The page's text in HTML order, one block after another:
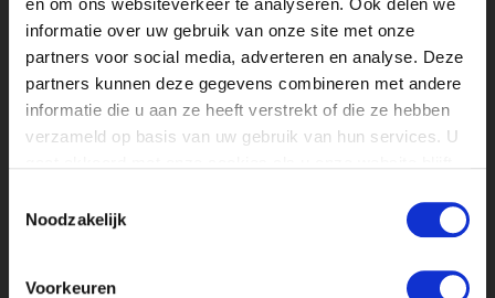
en om ons websiteverkeer te analyseren. Ook delen we
informatie over uw gebruik van onze site met onze
partners voor social media, adverteren en analyse. Deze
partners kunnen deze gegevens combineren met andere
informatie die u aan ze heeft verstrekt of die ze hebben
verzameld op basis van uw gebruik van hun services. U
Noodzakelijk
Voorkeuren